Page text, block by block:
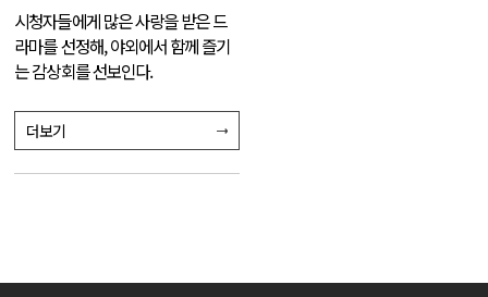
시청자들에게 많은 사랑을 받은 드
라마를 선정해, 야외에서 함께 즐기
는 감상회를 선보인다.
더보기